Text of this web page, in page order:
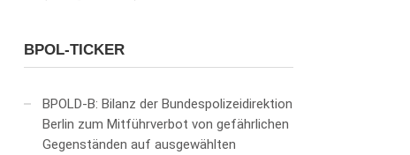
BPOL-TICKER
BPOLD-B: Bilanz der Bundespolizeidirektion
Berlin zum Mitführverbot von gefährlichen
Gegenständen auf ausgewählten